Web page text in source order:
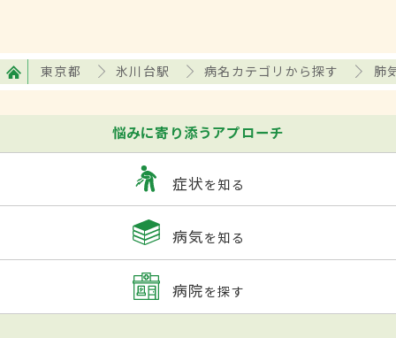
東京都 氷川台駅 病名カテゴリから探す 肺
悩みに寄り添うアプローチ
症状を知る
病気を知る
病院を探す